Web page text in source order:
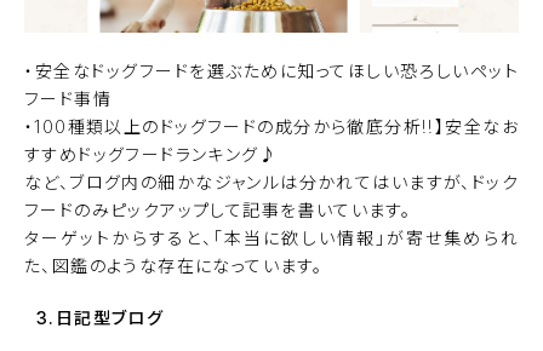
・安全なドッグフードを選ぶために知ってほしい恐ろしいペット
フード事情
・100種類以上のドッグフードの成分から徹底分析!!】安全なお
すすめドッグフードランキング♪
など、ブログ内の細かなジャンルは分かれてはいますが、ドック
フードのみピックアップして記事を書いています。
ターゲットからすると、「本当に欲しい情報」が寄せ集められ
た、図鑑のような存在になっています。
3.日記型ブログ